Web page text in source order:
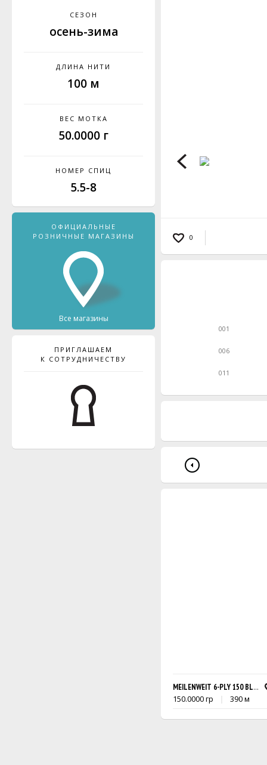
СЕЗОН
осень-зима
ДЛИНА НИТИ
100 м
ВЕС МОТКА
50.0000 г
НОМЕР СПИЦ
5.5-8
ОФИЦИАЛЬНЫЕ
РОЗНИЧНЫЕ МАГАЗИНЫ
Все магазины
ПРИГЛАШАЕМ
К СОТРУДНИЧЕСТВУ
0
001
006
011
MEILENWEIT 6-PLY 150
150.0000 гр 390 м